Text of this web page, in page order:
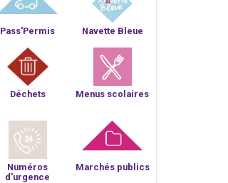
Pass'Permis Navette Bleue
Déchets Menus scolaires
Numéros
d'urgence
Marchés publics